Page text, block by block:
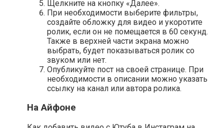
Щелкните на кнопку «Далее».
При необходимости выберите фильтры,
создайте обложку для видео и укоротите
ролик, если он не помещается в 60 секунд.
Также в верхней части экрана можно
выбрать, будет показываться ролик со
звуком или нет.
Опубликуйте пост на своей странице. При
необходимости в описании можно указать
ссылку на канал или автора ролика.
На Айфоне